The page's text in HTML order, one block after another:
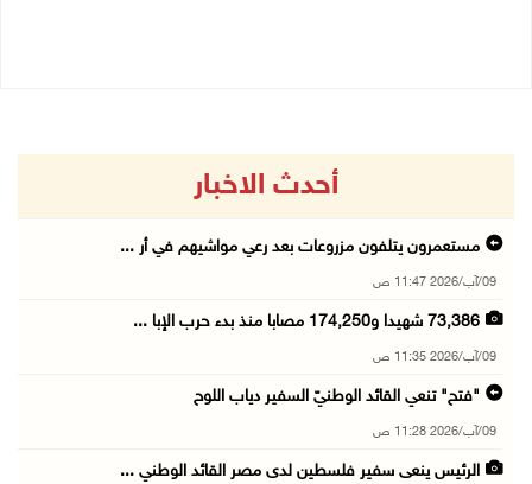
أحدث الاخبار
مستعمرون يتلفون مزروعات بعد رعي مواشيهم في أر ...
09/آب/2026 11:47 ص
73,386 شهيدا و174,250 مصابا منذ بدء حرب الإبا ...
09/آب/2026 11:35 ص
"فتح" تنعي القائد الوطنيّ السفير دياب اللوح
09/آب/2026 11:28 ص
الرئيس ينعى سفير فلسطين لدى مصر القائد الوطني ...